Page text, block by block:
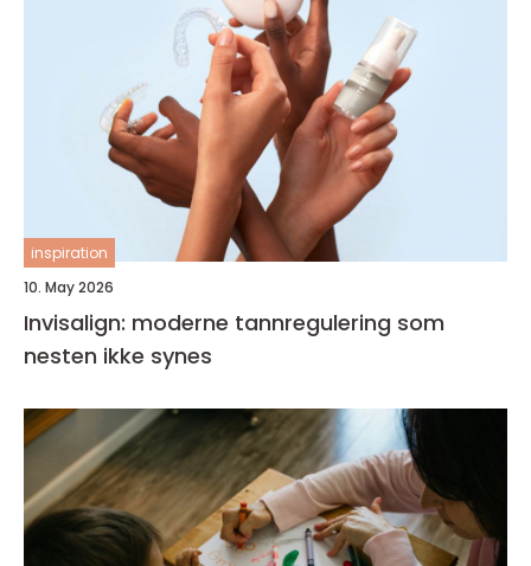
inspiration
10. May 2026
Invisalign: moderne tannregulering som
nesten ikke synes